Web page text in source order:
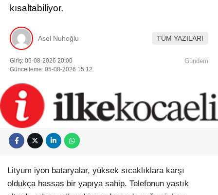
kısaltabiliyor.
Asel Nuhoğlu TÜM YAZILARI
Giriş: 05-08-2026 20:00
Güncelleme: 05-08-2026 15:12
Gündem
Lityum iyon bataryalar, yüksek sıcaklıklara karşı
oldukça hassas bir yapıya sahip. Telefonun yastık